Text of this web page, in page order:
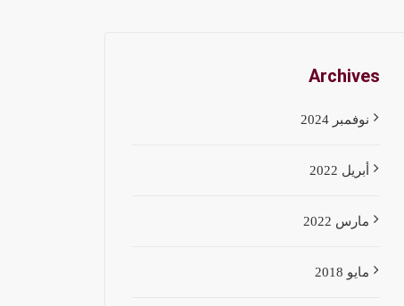
Archives
نوفمبر 2024
أبريل 2022
مارس 2022
مايو 2018